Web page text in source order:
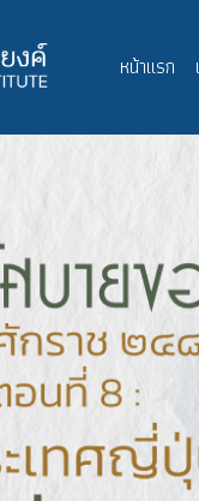
Main
หน้าแรก